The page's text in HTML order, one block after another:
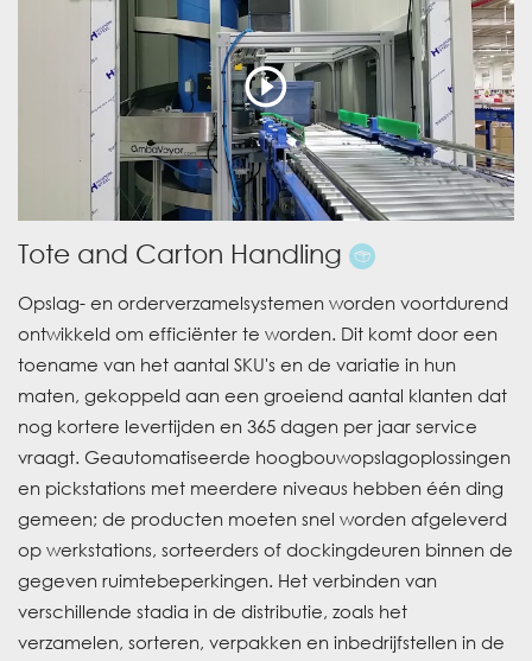
Tote and Carton Handling
Opslag- en orderverzamelsystemen worden voortdurend
ontwikkeld om efficiënter te worden. Dit komt door een
toename van het aantal SKU's en de variatie in hun
maten, gekoppeld aan een groeiend aantal klanten dat
nog kortere levertijden en 365 dagen per jaar service
vraagt. Geautomatiseerde hoogbouwopslagoplossingen
en pickstations met meerdere niveaus hebben één ding
gemeen; de producten moeten snel worden afgeleverd
op werkstations, sorteerders of dockingdeuren binnen de
gegeven ruimtebeperkingen. Het verbinden van
verschillende stadia in de distributie, zoals het
verzamelen, sorteren, verpakken en inbedrijfstellen in de